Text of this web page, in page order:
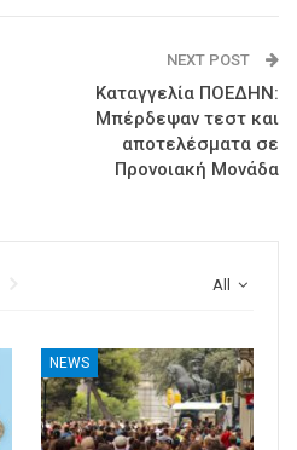
NEXT POST
Καταγγελία ΠΟΕΔΗΝ:
Μπέρδεψαν τεστ και
αποτελέσματα σε
Προνοιακή Μονάδα
All
NEWS